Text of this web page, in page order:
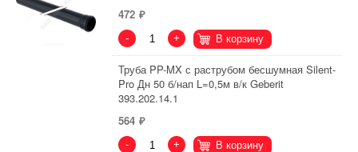
472
- + В корзину
Труба PP-MX с раструбом бесшумная Silent-
Pro Дн 50 б/нап L=0,5м в/к Geberit
393.202.14.1
564
- + В корзину